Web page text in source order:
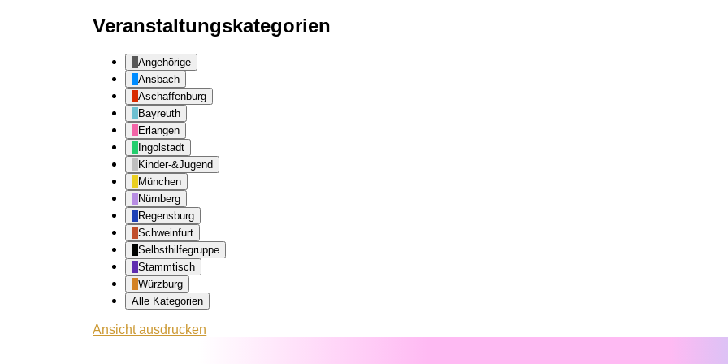
Veranstaltungskategorien
Angehörige
Ansbach
Aschaffenburg
Bayreuth
Erlangen
Ingolstadt
Kinder-&Jugend
München
Nürnberg
Regensburg
Schweinfurt
Selbsthilfegruppe
Stammtisch
Würzburg
Alle Kategorien
Ansichtausdrucken